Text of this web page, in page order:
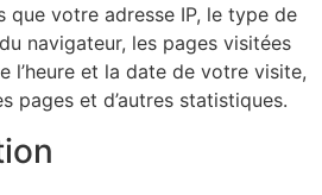
que votre adresse IP, le type de
navigateur, les pages visitées
l’heure et la date de votre visite,
pages et d’autres statistiques.